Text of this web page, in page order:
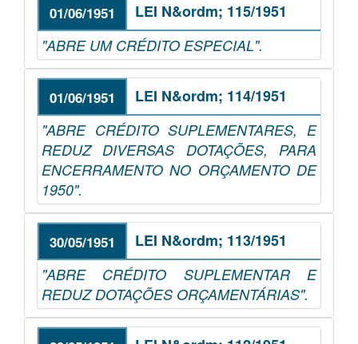
01/06/1951 LEI N&ordm; 115/1951
"ABRE UM CRÉDITO ESPECIAL".
01/06/1951 LEI N&ordm; 114/1951
"ABRE CRÉDITO SUPLEMENTARES, E
REDUZ DIVERSAS DOTAÇÕES, PARA
ENCERRAMENTO NO ORÇAMENTO DE
1950".
30/05/1951 LEI N&ordm; 113/1951
"ABRE CRÉDITO SUPLEMENTAR E
REDUZ DOTAÇÕES ORÇAMENTÁRIAS".